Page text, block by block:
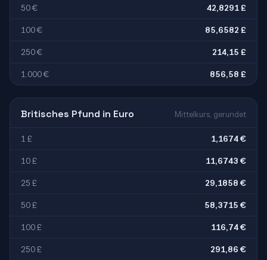
50 € 42,8291 £
100 € 85,6582 £
250 € 214,15 £
1.000 € 856,58 £
Britisches Pfund in Euro Mittelkurs, gerundet
1 £ 1,1674 €
10 £ 11,6743 €
25 £ 29,1858 €
50 £ 58,3715 €
100 £ 116,74 €
250 £ 291,86 €